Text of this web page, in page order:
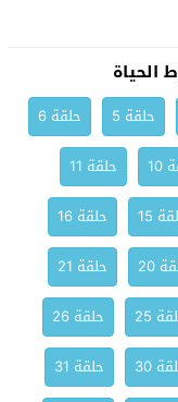
حلقة 5
حلقة 6
10
حلقة 11
15
حلقة 16
20
حلقة 21
25
حلقة 26
30
حلقة 31